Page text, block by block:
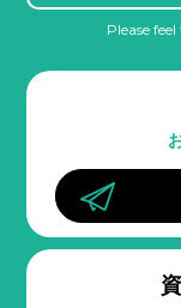
Please